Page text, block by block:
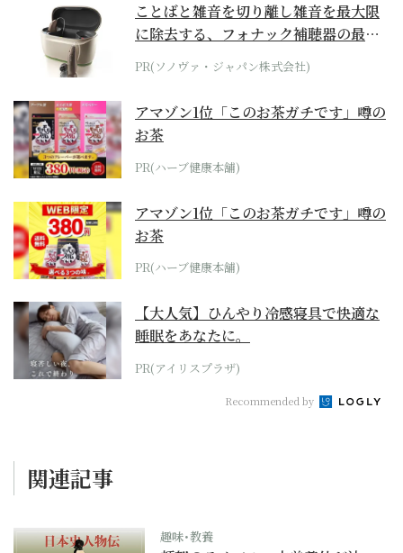
ことばと雑音を切り離し雑音を最大限
に除去する、フォナック補聴器の最上
位モデル
PR(ソノヴァ・ジャパン株式会社)
アマゾン1位「このお茶ガチです」噂の
お茶
PR(ハーブ健康本舗)
アマゾン1位「このお茶ガチです」噂の
お茶
PR(ハーブ健康本舗)
【大人気】ひんやり冷感寝具で快適な
睡眠をあなたに。
PR(アイリスプラザ)
Recommended by
関連記事
趣味･教養